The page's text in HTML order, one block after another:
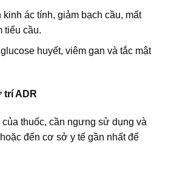
ác tính, giảm bạch cầu, mất
tiểu cầu.
huyết, viêm gan và tắc mật
trí ADR
thuốc, cần ngưng sử dụng và
đến cơ sở y tế gần nhất để